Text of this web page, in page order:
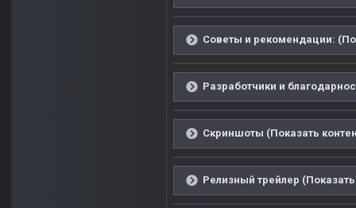
Советы и рекомендации:
Разработчики и
Скриншоты (Показать
Релизный трейлер (Показать